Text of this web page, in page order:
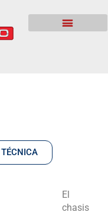
El
chasis